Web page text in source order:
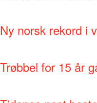
Ny norsk rekord i
Trøbbel for 15 år